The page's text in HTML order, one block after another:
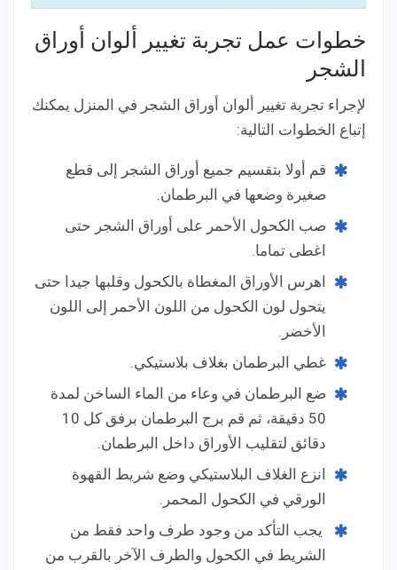
خطوات عمل تجربة تغيير ألوان أوراق
الشجر
لإجراء تجربة تغيير ألوان أوراق الشجر في المنزل يمكنك
إتباع الخطوات التالية:
قم أولا بتقسيم جميع أوراق الشجر إلى قطع
صغيرة وضعها في البرطمان.
صب الكحول الأحمر على أوراق الشجر حتى
اغطى تماما.
اهرس الأوراق المغطاة بالكحول وقلبها جيدا حتى
يتحول لون الكحول من اللون الأحمر إلى اللون
الأخضر.
غطي البرطمان بغلاف بلاستيكي.
ضع البرطمان في وعاء من الماء الساخن لمدة
50 دقيقة، ثم قم برج البرطمان برفق كل 10
دقائق لتقليب الأوراق داخل البرطمان.
انزع الغلاف البلاستيكي وضع شريط القهوة
الورقي في الكحول المحمر.
يجب التأكد من وجود طرف واحد فقط من
الشريط في الكحول والطرف الآخر بالقرب من